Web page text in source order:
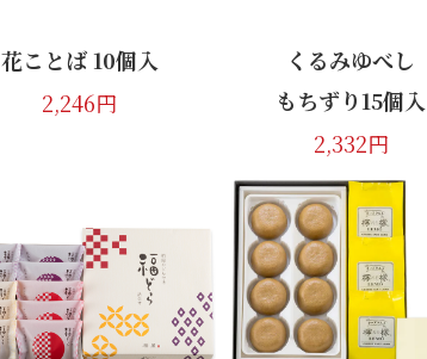
くるみゆべし
ごんさい豆 8袋入
花ことば 10個入
2,246円
くるみゆべし
もちずり15個入
2,332円